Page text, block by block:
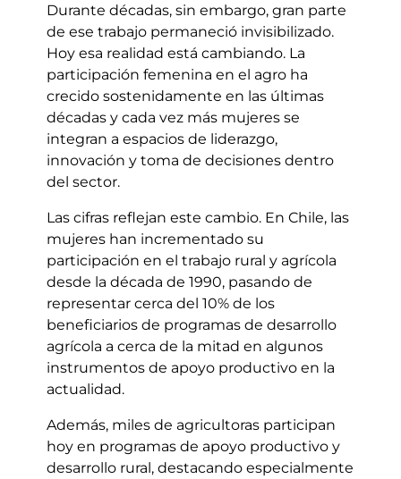
Durante décadas, sin embargo, gran parte
de ese trabajo permaneció invisibilizado.
Hoy esa realidad está cambiando. La
participación femenina en el agro ha
crecido sostenidamente en las últimas
décadas y cada vez más mujeres se
integran a espacios de liderazgo,
innovación y toma de decisiones dentro
del sector.
Las cifras reflejan este cambio. En Chile, las
mujeres han incrementado su
participación en el trabajo rural y agrícola
desde la década de 1990, pasando de
representar cerca del 10% de los
beneficiarios de programas de desarrollo
agrícola a cerca de la mitad en algunos
instrumentos de apoyo productivo en la
actualidad.
Además, miles de agricultoras participan
hoy en programas de apoyo productivo y
desarrollo rural, destacando especialmente